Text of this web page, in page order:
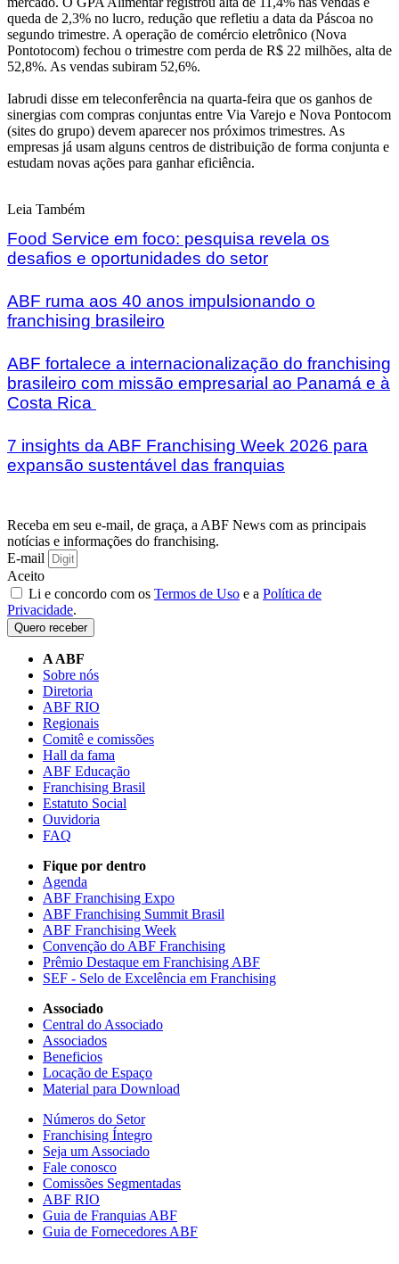
queda de 2,3% no lucro, redução que refletiu a data da Páscoa no
segundo trimestre. A operação de comércio eletrônico (Nova
Pontotocom) fechou o trimestre com perda de R$ 22 milhões, alta de
52,8%. As vendas subiram 52,6%.
Iabrudi disse em teleconferência na quarta-feira que os ganhos de
sinergias com compras conjuntas entre Via Varejo e Nova Pontocom
(sites do grupo) devem aparecer nos próximos trimestres. As
empresas já usam alguns centros de distribuição de forma conjunta e
estudam novas ações para ganhar eficiência.
Leia Também
Food Service em foco: pesquisa revela os
desafios e oportunidades do setor
ABF ruma aos 40 anos impulsionando o
franchising brasileiro
ABF fortalece a internacionalização do franchising
brasileiro com missão empresarial ao Panamá e à
Costa Rica
7 insights da ABF Franchising Week 2026 para
expansão sustentável das franquias
Receba em seu e-mail, de graça, a ABF News com as principais
notícias e informações do franchising.
E-mail
Aceito
Li e concordo com os Termos de Uso e a Política de
Privacidade.
Quero receber
A ABF
Sobre nós
Diretoria
ABF RIO
Regionais
Comitê e comissões
Hall da fama
ABF Educação
Franchising Brasil
Estatuto Social
Ouvidoria
FAQ
Fique por dentro
Agenda
ABF Franchising Expo
ABF Franchising Summit Brasil
ABF Franchising Week
Convenção do ABF Franchising
Prêmio Destaque em Franchising ABF
SEF - Selo de Excelência em Franchising
Associado
Central do Associado
Associados
Beneficios
Locação de Espaço
Material para Download
Números do Setor
Franchising Íntegro
Seja um Associado
Fale conosco
Comissões Segmentadas
ABF RIO
Guia de Franquias ABF
Guia de Fornecedores ABF